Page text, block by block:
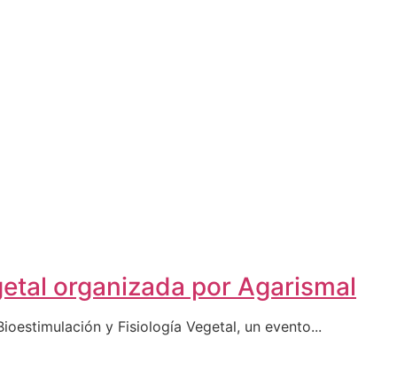
organizada por Agarismal
y Fisiología Vegetal, un evento...